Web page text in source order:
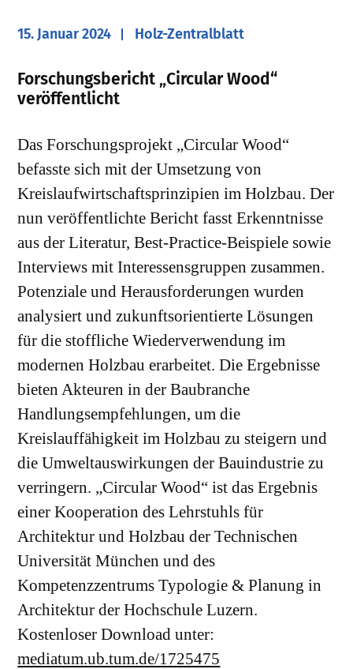
15. Januar 2024 Holz-Zentralblatt
Forschungsbericht „Circular Wood“
veröffentlicht
Das Forschungsprojekt „Circular Wood“
befasste sich mit der Umsetzung von
Kreislaufwirtschaftsprinzipien im Holzbau. Der
nun veröffentlichte Bericht fasst Erkenntnisse
aus der Literatur, Best-Practice-Beispiele sowie
Interviews mit Interessensgruppen zusammen.
Potenziale und Herausforderungen wurden
analysiert und zukunftsorientierte Lösungen
für die stoffliche Wiederverwendung im
modernen Holzbau erarbeitet. Die Ergebnisse
bieten Akteuren in der Baubranche
Handlungsempfehlungen, um die
Kreislauffähigkeit im Holzbau zu steigern und
die Umweltauswirkungen der Bauindustrie zu
verringern. „Circular Wood“ ist das Ergebnis
einer Kooperation des Lehrstuhls für
Architektur und Holzbau der Technischen
Universität München und des
Kompetenzzentrums Typologie & Planung in
Architektur der Hochschule Luzern.
Kostenloser Download unter:
mediatum.ub.tum.de/1725475